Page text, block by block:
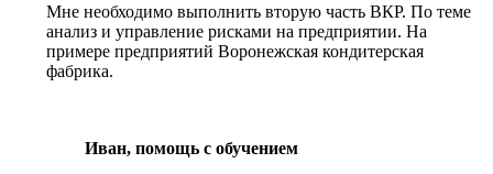
Мне необходимо выполнить вторую часть ВКР. По теме
анализ и управление рисками на предприятии. На
примере предприятий Воронежская кондитерская
фабрика.
Иван, помощь с обучением